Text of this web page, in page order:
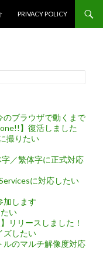
PRIVACY POLICY
ブラウザで動くまで
】復活しました
撮りたい
／繁体字に正式対応
に対応したい
加します
い
リリースしました！
ズしたい
のマルチ解像度対応